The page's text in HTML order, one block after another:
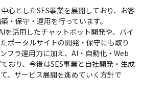
適性に応じて、以下のようなキャリア
シャリスト
つインフラエンジニア
ー、サブリーダー
用改善を担う運用管理者
心としたSES事業を展開しており、お客
・保守・運用を行っています。
を活用したチャットボット開発や、バイ
ポータルサイトの開発・保守にも取り
フラ運用力に加え、AI・自動化・Web
おり、今後はSES事業と自社開発・生成
、サービス展開を進めていく方針で